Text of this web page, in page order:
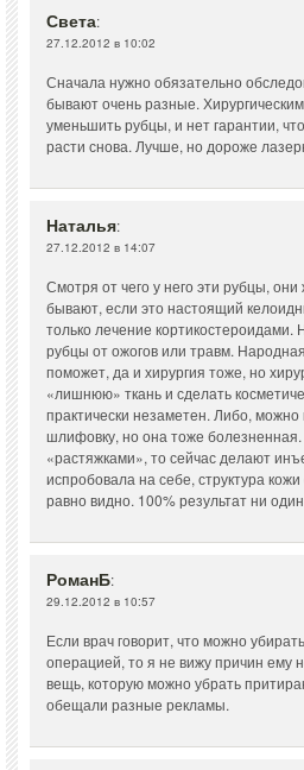
Света:
27.12.2012 в 10:02
Сначала нужно обязательно
бывают очень разные.
уменьшить рубцы, и нет гарантии,
расти снова. Лучше, но дороже
Наталья:
27.12.2012 в 14:07
Смотря от чего у него эти рубцы,
бывают, если это настоящий
только лечение кортикостероидами.
рубцы от ожогов или травм.
поможет, да и хирургия тоже, но
«лишнюю» ткань и сделать
практически незаметен. Либо,
шлифовку, но она тоже
«растяжками», то сейчас делают
испробовала на себе, структура
равно видно. 100% результат ни
РоманБ:
29.12.2012 в 10:57
Если врач говорит, что можно
операцией, то я не вижу причин ему
вещь, которую можно убрать
обещали разные рекламы.